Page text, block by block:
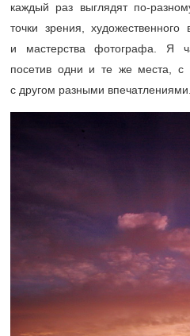
каждый раз выглядят по-
точки зрения, художественного
и мастерства фотографа. Я
посетив одни и те же места, с
с другом разными впечатлениями.